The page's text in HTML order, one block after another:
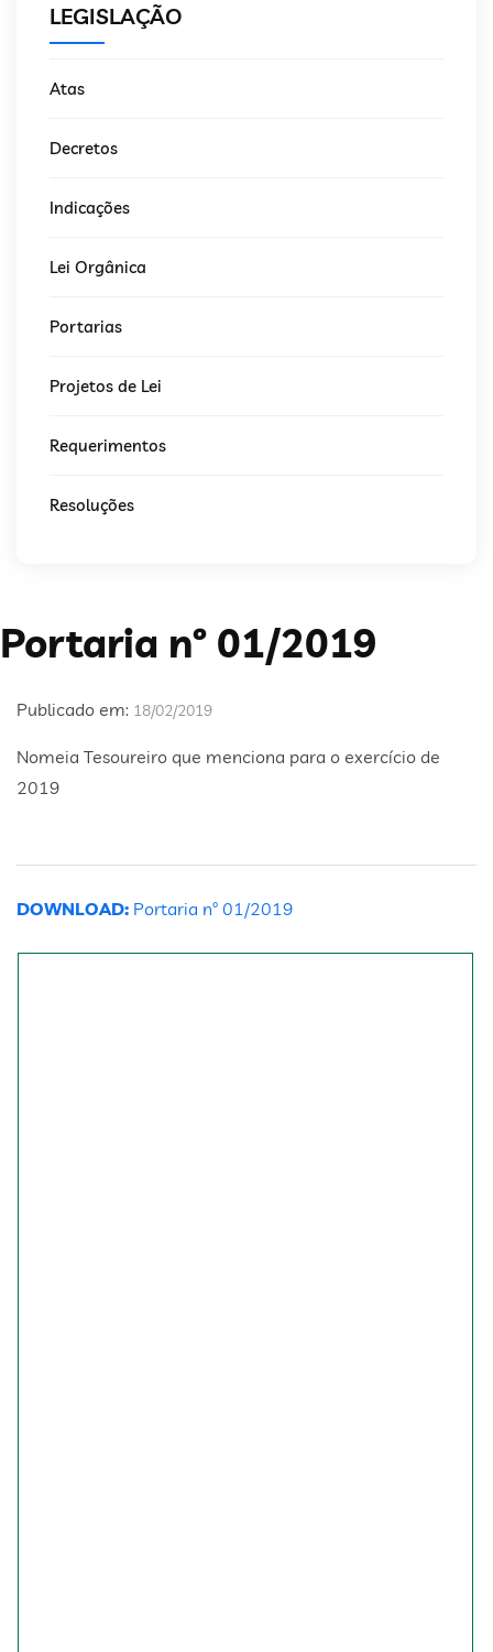
LEGISLAÇÃO
Atas
Decretos
Indicações
Lei Orgânica
Portarias
Projetos de Lei
Requerimentos
Resoluções
Portaria nº 01/2019
Publicado em: 18/02/2019
Nomeia Tesoureiro que menciona para o exercício de
2019
DOWNLOAD: Portaria nº 01/2019